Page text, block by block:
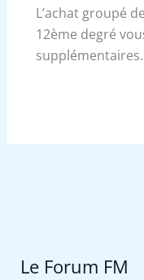
L’achat groupé
12ème degré
supplémentaires.
Le Forum FM